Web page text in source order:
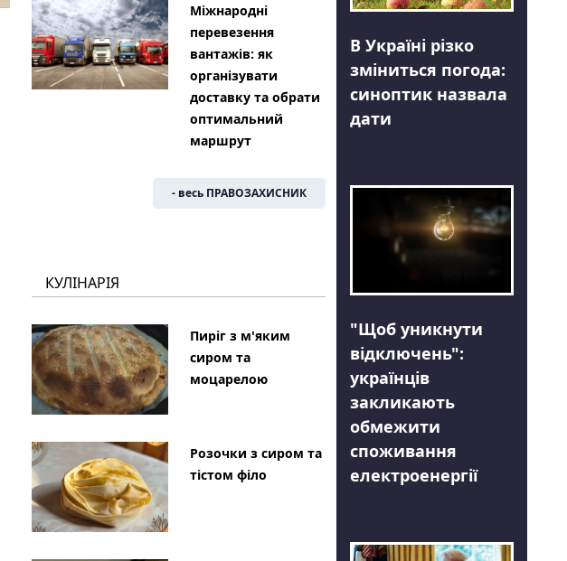
Міжнародні
перевезення
вантажів: як
організувати
доставку та обрати
оптимальний
маршрут
- весь ПРАВОЗАХИСНИК
КУЛІНАРІЯ
Пиріг з м'яким
сиром та
моцарелою
Розочки з сиром та
тістом філо
В Україні різко
зміниться погода:
синоптик назвала
дати
"Щоб уникнути
відключень":
українців
закликають
обмежити
споживання
електроенергії